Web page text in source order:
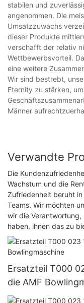
stabilen und
angenommen. Die
Umsatzzuwachs
dieser Produkte
verschafft der relativ
Wettbewerbsvorteil.
eine weitere
Wir sind bestrebt,
Eternity zu stärken,
Männer
Verwandte
Die
Wachstum und die
Zufriedenheit beruht
Teams. Wir möchten
wir die Verantwortung,
haben, ihnen das zu
Ersatzteil T000
die AMF